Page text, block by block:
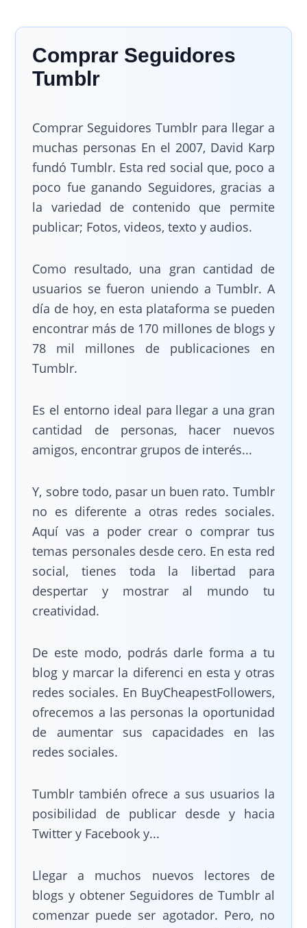
Comprar Seguidores
Tumblr
Comprar Seguidores Tumblr para llegar a
muchas personas En el 2007, David Karp
fundó Tumblr. Esta red social que, poco a
poco fue ganando Seguidores, gracias a
la variedad de contenido que permite
publicar; Fotos, videos, texto y audios.
Como resultado, una gran cantidad de
usuarios se fueron uniendo a Tumblr. A
día de hoy, en esta plataforma se pueden
encontrar más de 170 millones de blogs y
78 mil millones de publicaciones en
Tumblr.
Es el entorno ideal para llegar a una gran
cantidad de personas, hacer nuevos
amigos, encontrar grupos de interés...
Y, sobre todo, pasar un buen rato. Tumblr
no es diferente a otras redes sociales.
Aquí vas a poder crear o comprar tus
temas personales desde cero. En esta red
social, tienes toda la libertad para
despertar y mostrar al mundo tu
creatividad.
De este modo, podrás darle forma a tu
blog y marcar la diferenci en esta y otras
redes sociales. En BuyCheapestFollowers,
ofrecemos a las personas la oportunidad
de aumentar sus capacidades en las
redes sociales.
Tumblr también ofrece a sus usuarios la
posibilidad de publicar desde y hacia
Twitter y Facebook y...
Llegar a muchos nuevos lectores de
blogs y obtener Seguidores de Tumblr al
comenzar puede ser agotador. Pero, no